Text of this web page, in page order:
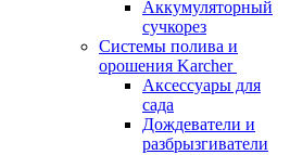
Аккумуляторный
сучкорез
Системы полива и
орошения Karcher
Аксессуары для
сада
Дождеватели и
разбрызгиватели